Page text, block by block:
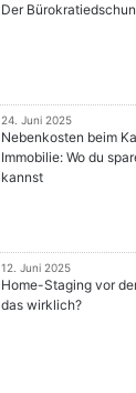
Der
24. Juni 2025
Nebenkosten beim
Immobilie: Wo du
kannst
12. Juni 2025
Home-Staging vor
das wirklich?